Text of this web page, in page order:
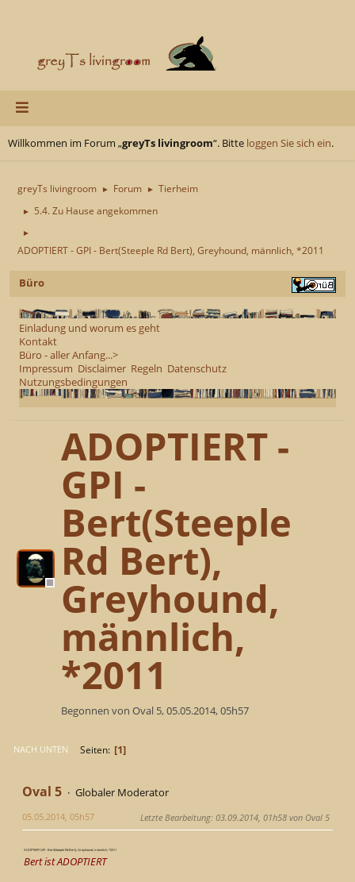
Willkommen im Forum „greyTs livingroom“. Bitte loggen Sie sich ein.
greyTs livingroom ► Forum ► Tierheim
► 5.4. Zu Hause angekommen
►
ADOPTIERT - GPI - Bert(Steeple Rd Bert), Greyhound, männlich, *2011
Büro
Einladung und worum es geht
Kontakt
Büro - aller Anfang...>
Impressum Disclaimer Regeln Datenschutz
Nutzungsbedingungen
ADOPTIERT -
GPI -
Bert(Steeple
Rd Bert),
Greyhound,
männlich,
*2011
Begonnen von Oval 5, 05.05.2014, 05h57
NACH UNTEN Seiten 1
Oval 5 Globaler Moderator
05.05.2014, 05h57 Letzte Bearbeitung: 03.09.2014, 01h58 von Oval 5
ADOPTIERT GPI - Bert(Steeple Rd Bert), Greyhound, männlich, *2011
Bert ist ADOPTIERT